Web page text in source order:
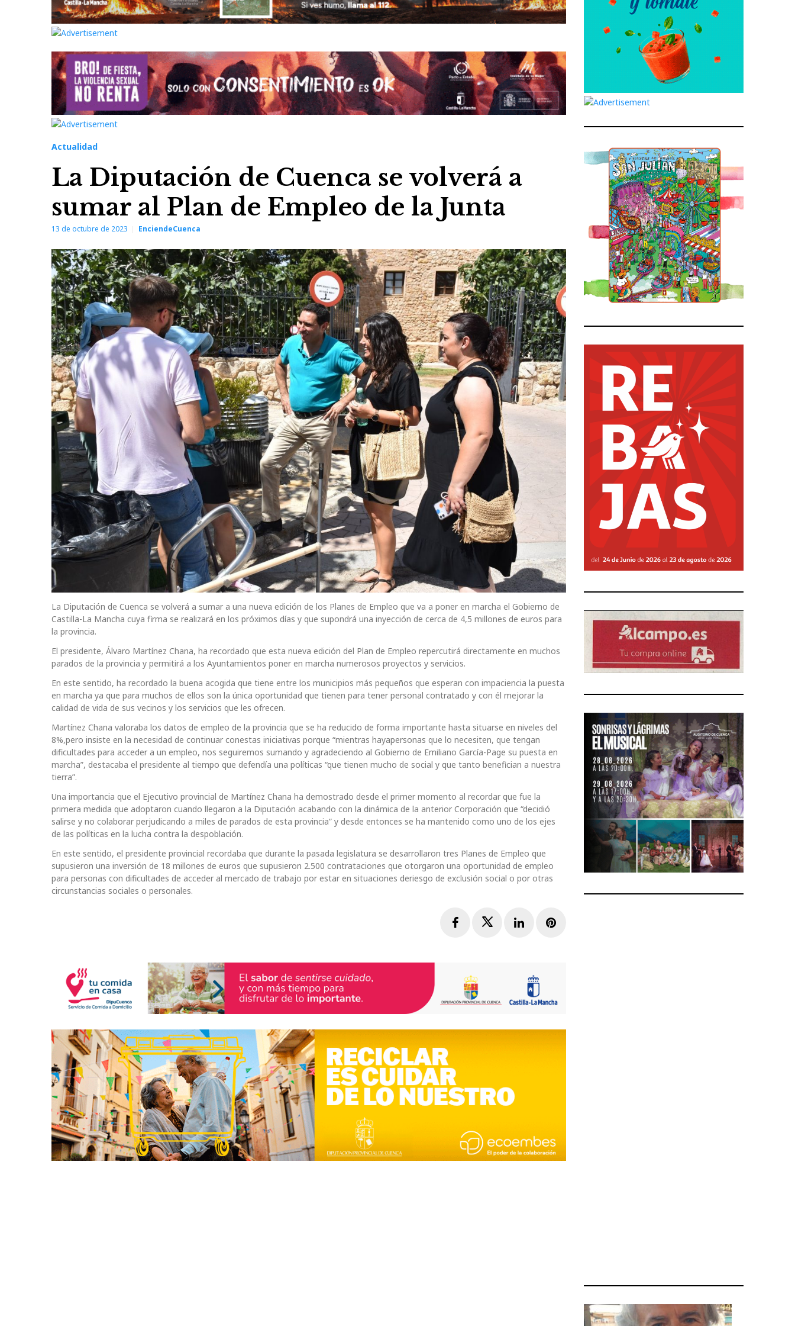
Actualidad
La Diputación de Cuenca se volverá a
sumar al Plan de Empleo de la Junta
13 de octubre de 2023 EnciendeCuenca
La Diputación de Cuenca se volverá a sumar a una nueva edición de los Planes de Empleo que va a poner en marcha el Gobierno de
Castilla-La Mancha cuya firma se realizará en los próximos días y que supondrá una inyección de cerca de 4,5 millones de euros para
la provincia.
El presidente, Álvaro Martínez Chana, ha recordado que esta nueva edición del Plan de Empleo repercutirá directamente en muchos
parados de la provincia y permitirá a los Ayuntamientos poner en marcha numerosos proyectos y servicios.
En este sentido, ha recordado la buena acogida que tiene entre los municipios más pequeños que esperan con impaciencia la puesta
en marcha ya que para muchos de ellos son la única oportunidad que tienen para tener personal contratado y con él mejorar la
calidad de vida de sus vecinos y los servicios que les ofrecen.
Martínez Chana valoraba los datos de empleo de la provincia que se ha reducido de forma importante hasta situarse en niveles del
8%,pero insiste en la necesidad de continuar conestas iniciativas porque “mientras hayapersonas que lo necesiten, que tengan
dificultades para acceder a un empleo, nos seguiremos sumando y agradeciendo al Gobierno de Emiliano García-Page su puesta en
marcha”, destacaba el presidente al tiempo que defendía una políticas “que tienen mucho de social y que tanto benefician a nuestra
tierra”.
Una importancia que el Ejecutivo provincial de Martínez Chana ha demostrado desde el primer momento al recordar que fue la
primera medida que adoptaron cuando llegaron a la Diputación acabando con la dinámica de la anterior Corporación que “decidió
salirse y no colaborar perjudicando a miles de parados de esta provincia” y desde entonces se ha mantenido como uno de los ejes
de las políticas en la lucha contra la despoblación.
En este sentido, el presidente provincial recordaba que durante la pasada legislatura se desarrollaron tres Planes de Empleo que
supusieron una inversión de 18 millones de euros que supusieron 2.500 contrataciones que otorgaron una oportunidad de empleo
para personas con dificultades de acceder al mercado de trabajo por estar en situaciones deriesgo de exclusión social o por otras
circunstancias sociales o personales.
FacebookTwitterLinkedInPinterest